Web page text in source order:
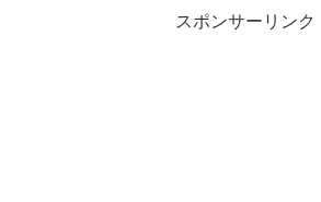
スポンサーリンク